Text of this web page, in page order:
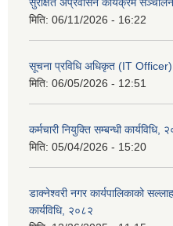
मिति: 06/11/2026 - 16:22
सूचना प्रविधि अधिकृत (IT Officer)
मिति: 06/05/2026 - 12:51
कर्मचारी नियुक्ति सम्बन्धी कार्यविधि,
मिति: 05/04/2026 - 15:20
डाक्नेश्वरी नगर कार्यपालिकाको
कार्यविधि, २०८२